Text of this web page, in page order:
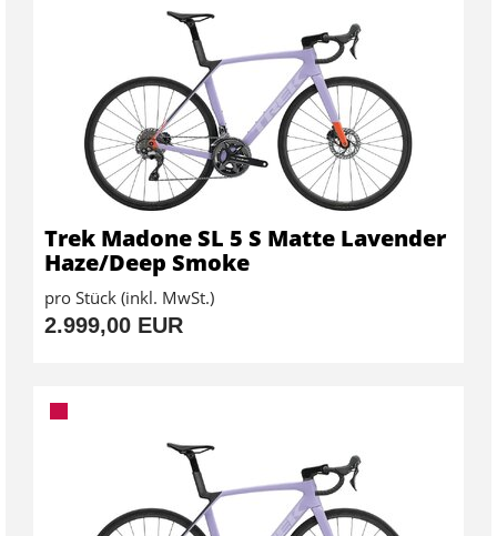
Trek Madone SL 5 S Matte Lavender
Haze/Deep Smoke
pro Stück (inkl. MwSt.)
2.999,00 EUR